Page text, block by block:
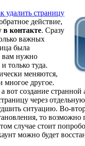
удалить страницу
действие,
в контакте. Сразу
важных
была
вам нужно
только туда.
меняются,
многое другое.
вот создание странной
через
ситуацию. Во-
то возможно
случае стоит
можно будет